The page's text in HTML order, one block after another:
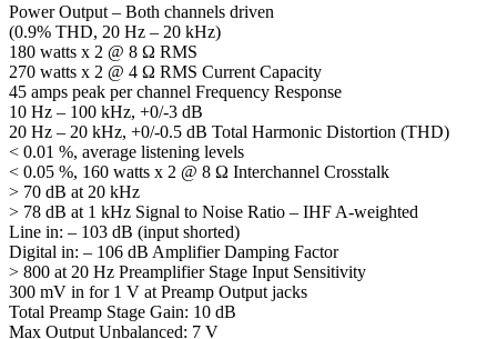
Power Output – Both channels driven
(0.9% THD, 20 Hz – 20 kHz)
180 watts x 2 @ 8 Ω RMS
270 watts x 2 @ 4 Ω RMS Current Capacity
45 amps peak per channel Frequency Response
10 Hz – 100 kHz, +0/-3 dB
20 Hz – 20 kHz, +0/-0.5 dB Total Harmonic Distortion (THD)
< 0.01 %, average listening levels
< 0.05 %, 160 watts x 2 @ 8 Ω Interchannel Crosstalk
> 70 dB at 20 kHz
> 78 dB at 1 kHz Signal to Noise Ratio – IHF A-weighted
Line in: – 103 dB (input shorted)
Digital in: – 106 dB Amplifier Damping Factor
> 800 at 20 Hz Preamplifier Stage Input Sensitivity
300 mV in for 1 V at Preamp Output jacks
Total Preamp Stage Gain: 10 dB
Max Output Unbalanced: 7 V